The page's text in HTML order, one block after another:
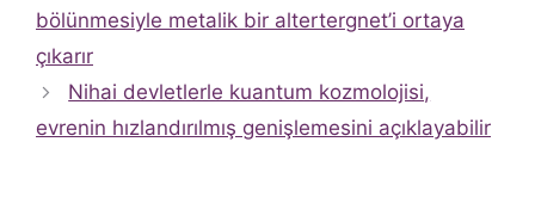
bölünmesiyle metalik bir altertergnet’i ortaya
çıkarır
Nihai devletlerle kuantum kozmolojisi,
evrenin hızlandırılmış genişlemesini açıklayabilir